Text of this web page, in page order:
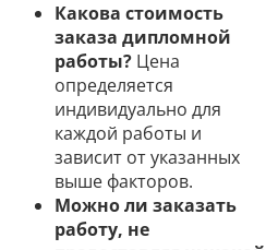
Какова стоимость
заказа дипломной
работы? Цена
определяется
индивидуально для
каждой работы и
зависит от указанных
выше факторов.
Можно ли заказать
работу, не